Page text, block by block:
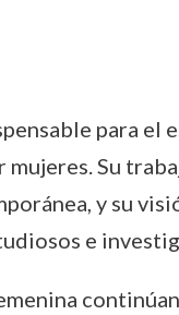
para el
Su
y su
e